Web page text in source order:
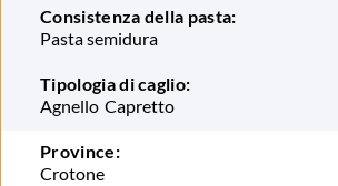
Consistenza della pasta:
Pasta semidura
Tipologia di caglio:
Agnello Capretto
Province:
Crotone